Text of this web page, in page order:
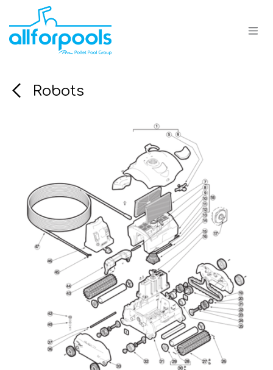
Se rendre au contenu
Robots